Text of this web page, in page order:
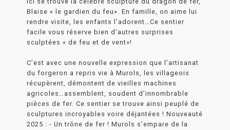
Blaise « le gardien du feu». En famille, on aime lui
rendre visite, les enfants l’adorent…Ce sentier
facile vous réserve bien d'autres surprises
sculptées « de feu et de vent»!
C’est avec une nouvelle expression que l’artisanat
du forgeron a repris vie à Murols, les villageois
récupèrent, démontent de vieilles machines
agricoles…assemblent, soudent d’innombrable
pièces de fer. Ce sentier se trouve ainsi peuplé de
sculptures incroyables voire déjantées ! Nouveauté
2025 : - Un trône de fer ! Murols s’empare de la